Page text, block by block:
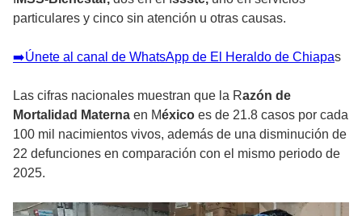
particulares y cinco sin atención u otras causas.
➡️Únete al canal de WhatsApp de El Heraldo de Chiapas
Las cifras nacionales muestran que la Razón de
Mortalidad Materna en México es de 21.8 casos por cada
100 mil nacimientos vivos, además de una disminución de
22 defunciones en comparación con el mismo periodo de
2025.